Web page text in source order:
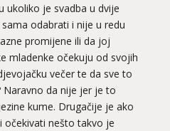
ukoliko je svadba u dvije
odabrati i nije u redu
promijene ili da joj
mladenke očekuju od svojih
večer te da sve to
Naravno da nije jer je to
kume. Drugačije je ako
očekivati nešto takvo je